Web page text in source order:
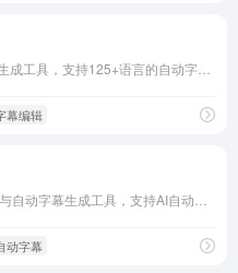
幕编辑
动字幕